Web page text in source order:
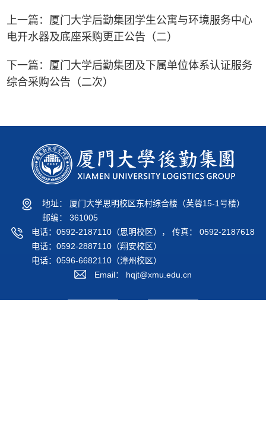
上一篇： 厦门大学后勤集团学生公寓与环境服务中心
电开水器及底座采购更正公告（二）
下一篇： 厦门大学后勤集团及下属单位体系认证服务
综合采购公告（二次）
地址： 厦门大学思明校区东村综合楼（芙蓉15-1号楼）
邮编： 361005
电话：0592-2187110（思明校区）， 传真： 0592-2187618
电话：0592-2887110（翔安校区）
电话：0596-6682110（漳州校区）
Email： hqjt@xmu.edu.cn